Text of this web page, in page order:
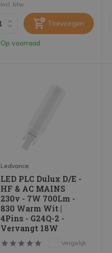
Incl. btw
Toevoegen
Op voorraad
Ledvance
LED PLC Dulux D/E -
HF & AC MAINS
230v - 7W 700Lm -
830 Warm Wit |
4Pins - G24Q-2 -
Vervangt 18W
Vergelijk